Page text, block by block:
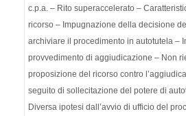
c.p.a. – Rito superaccelerato –
ricorso – Impugnazione della decisione
archiviare il procedimento in autotutela –
provvedimento di aggiudicazione – Non
proposizione del ricorso contro
seguito di sollecitazione del potere di
Diversa ipotesi dall’avvio di ufficio del